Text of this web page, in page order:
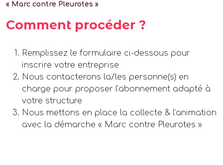
« Marc contre Pleurotes »
Comment procéder ?
Remplissez le formulaire ci-dessous pour
inscrire votre entreprise
Nous contacterons la/les personne(s) en
charge pour proposer l’abonnement adapté à
votre structure
Nous mettons en place la collecte & l’animation
avec la démarche « Marc contre Pleurotes »